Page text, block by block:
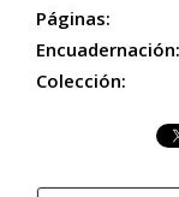
Páginas:
Encuadernación:
Colección: